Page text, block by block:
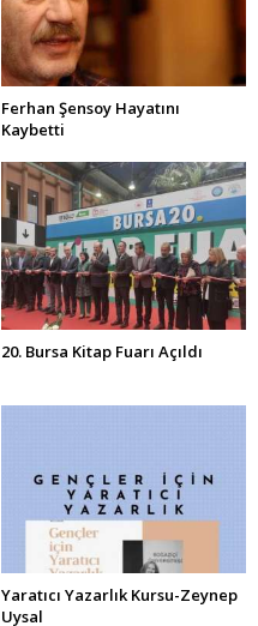
Ferhan Şensoy Hayatını
Kaybetti
20. Bursa Kitap Fuarı Açıldı
Yaratıcı Yazarlık Kursu-Zeynep
Uysal